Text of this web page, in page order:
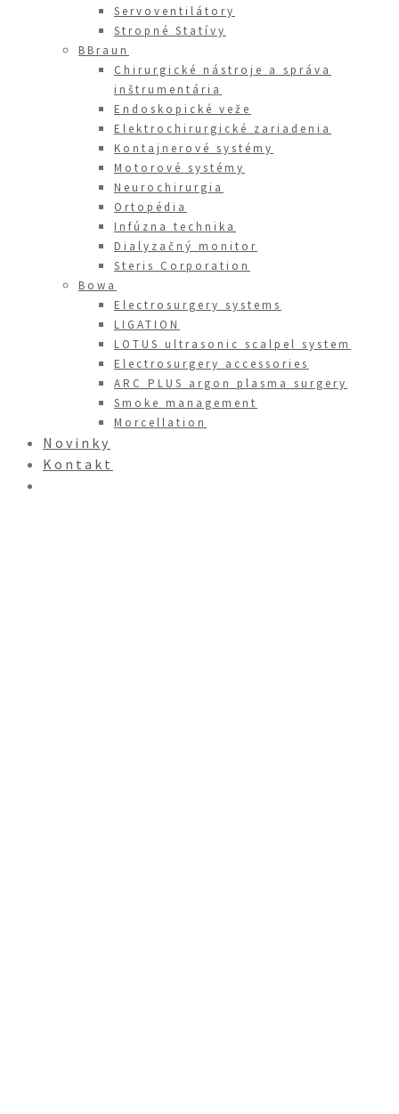
Servoventilátory
Stropné Statívy
BBraun
Chirurgické nástroje a správa
inštrumentária
Endoskopické veže
Elektrochirurgické zariadenia
Kontajnerové systémy
Motorové systémy
Neurochirurgia
Ortopédia
Infúzna technika
Dialyzačný monitor
Steris Corporation
Bowa
Electrosurgery systems
LIGATION
LOTUS ultrasonic scalpel system
Electrosurgery accessories
ARC PLUS argon plasma surgery
Smoke management
Morcellation
Novinky
Kontakt